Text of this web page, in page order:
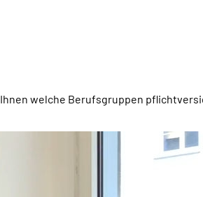
welche Berufsgruppen